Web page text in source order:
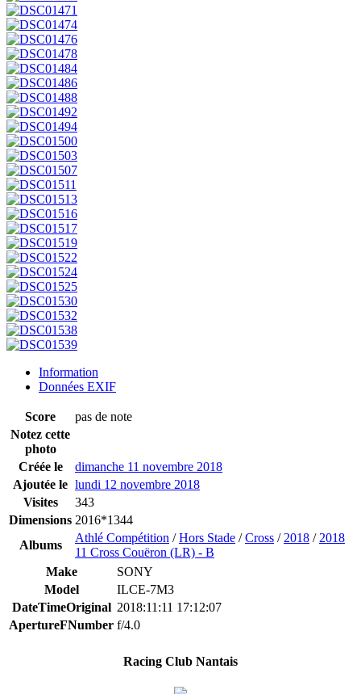
Information
Données EXIF
Score
pas de note
Notez cette
photo
Créée le
dimanche 11 novembre 2018
Ajoutée le lundi 12 novembre 2018
Visites
343
Dimensions 2016*1344
Albums
Athlé Compétition /Hors Stade /Cross / 2018 / 2018
11 Cross Couëron (LR) - B
Make
SONY
Model
ILCE-7M3
DateTimeOriginal 2018:11:11 17:12:07
ApertureFNumber f/4.0
Racing Club Nantais